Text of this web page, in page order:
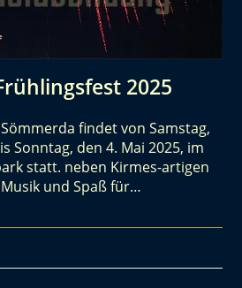
2025
findet von Samstag,
Sonntag, den 4. Mai 2025, im
statt. neben Kirmes-artigen
und Spaß für…